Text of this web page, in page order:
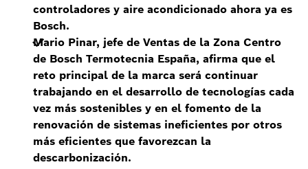
controladores y aire acondicionado ahora ya es
Bosch.
Mario Pinar, jefe de Ventas de la Zona Centro
de Bosch Termotecnia España, afirma que el
reto principal de la marca será continuar
trabajando en el desarrollo de tecnologías cada
vez más sostenibles y en el fomento de la
renovación de sistemas ineficientes por otros
más eficientes que favorezcan la
descarbonización.